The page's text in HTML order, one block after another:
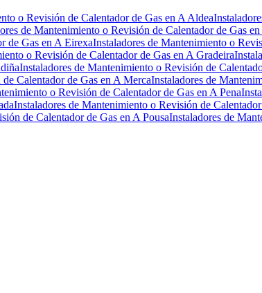
o Revisión de Calentador de Gas en A Aldea
de Mantenimiento o Revisión de Calentador de Gas
de Gas en A EirexaInstaladores de Mantenimiento o
o Revisión de Calentador de Gas en A Gradeira
Instaladores de Mantenimiento o Revisión de
Calentador de Gas en A MercaInstaladores de
o Revisión de Calentador de Gas en A Pena
Instaladores de Mantenimiento o Revisión de
de Calentador de Gas en A PousaInstaladores de